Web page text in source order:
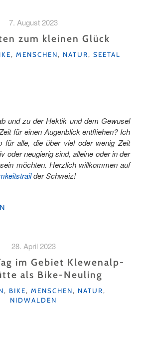
7. August 2023
zum kleinen Glück
, MENSCHEN, NATUR, SEETAL
und zu der Hektik und dem Gewusel
für einen Augenblick entfliehen? Ich
für alle, die über viel oder wenig Zeit
oder neugierig sind, alleine oder in der
möchten. Herzlich willkommen auf
der Schweiz!
28. April 2023
im Gebiet Klewenalp-
als Bike-Neuling
, BIKE, MENSCHEN, NATUR,
NIDWALDEN